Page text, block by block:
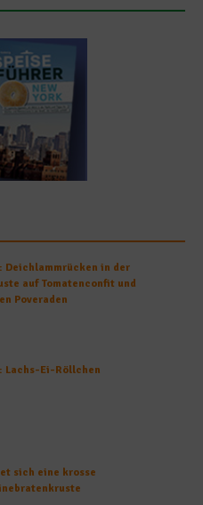
Deichlammrücken in der
auf Tomatenconfit und
Poveraden
Lachs-Ei-Röllchen
sich eine krosse